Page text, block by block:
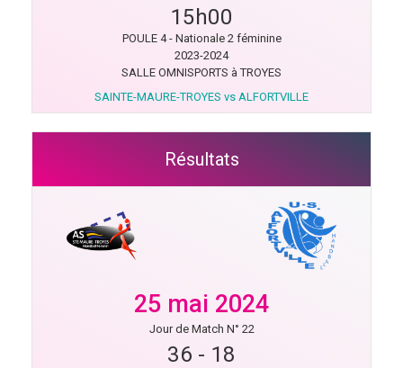
15h00
POULE 4 - Nationale 2 féminine
2023-2024
SALLE OMNISPORTS à TROYES
SAINTE-MAURE-TROYES vs ALFORTVILLE
Résultats
25 mai 2024
Jour de Match N° 22
36 - 18